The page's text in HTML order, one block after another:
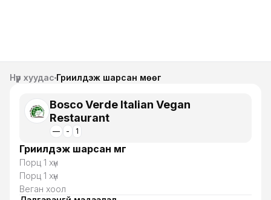
Нүүр хуудас Гриилдэж шарсан мөөг
Bosco Verde Italian Vegan
Restaurant
— - 1
Гриилдэж шарсан мөөг
Порц 1 хүн
Порц 1 хүн
Веган хоол